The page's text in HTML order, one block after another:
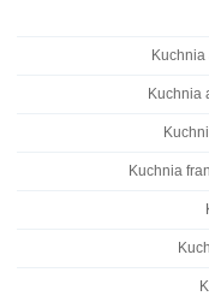
Kuchnia
Kuchnia
Kuchnia